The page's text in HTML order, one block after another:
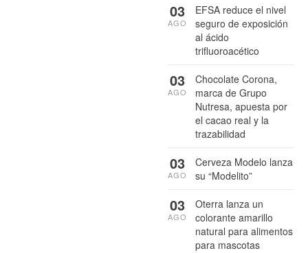
EFSA reduce el nivel
seguro de exposición
al ácido
trifluoroacético
03
AGO
Chocolate Corona,
marca de Grupo
Nutresa, apuesta por
el cacao real y la
trazabilidad
03
AGO
Cerveza Modelo lanza
su “Modelito”
03
AGO
Oterra lanza un
colorante amarillo
natural para alimentos
para mascotas
03
AGO